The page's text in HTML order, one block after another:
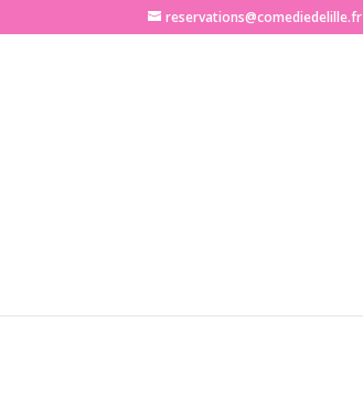
http://www.comediedelille.frreservations@comediedelille.fr